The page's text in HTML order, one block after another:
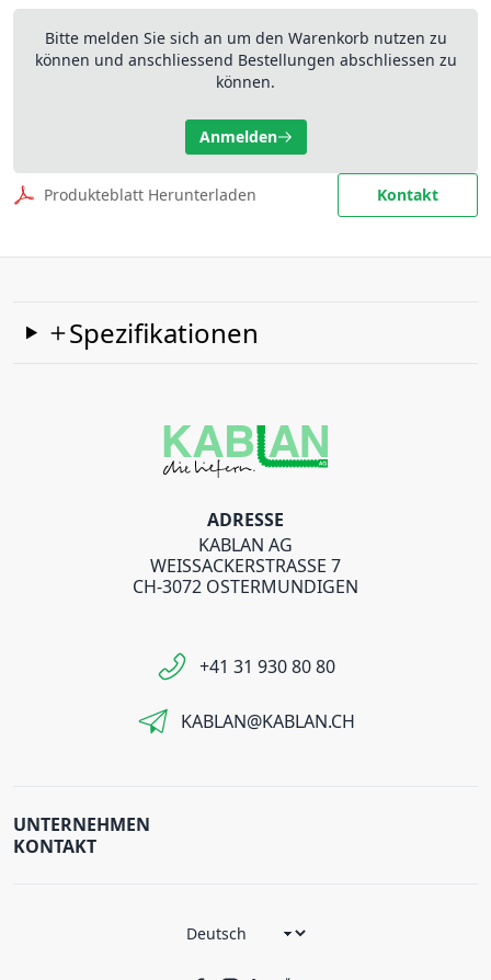
Bitte melden Sie sich an um den Warenkorb nutzen zu
können und anschliessend Bestellungen abschliessen zu
können.
Anmelden
Produkteblatt Herunterladen Kontakt
Spezifikationen
ADRESSE
KABLAN AG
WEISSACKERSTRASSE 7
CH-3072 OSTERMUNDIGEN
+41 31 930 80 80
KABLAN@KABLAN.CH
UNTERNEHMEN
KONTAKT